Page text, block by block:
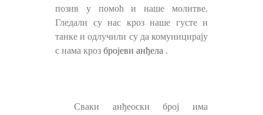
позив у помоћ и наше молитве.
Гледали су нас кроз наше густе и
танке и одлучили су да комуницирају
с нама кроз бројеви анђела .
Сваки анђеоски број има